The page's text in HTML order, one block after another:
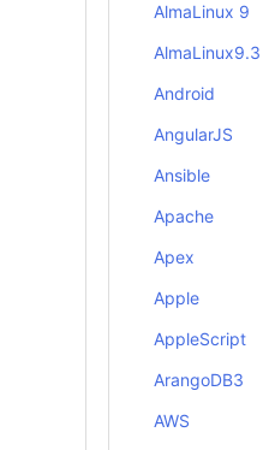
AlmaLinux 9
AlmaLinux9.3
Android
AngularJS
Ansible
Apache
Apex
Apple
AppleScript
ArangoDB3
AWS